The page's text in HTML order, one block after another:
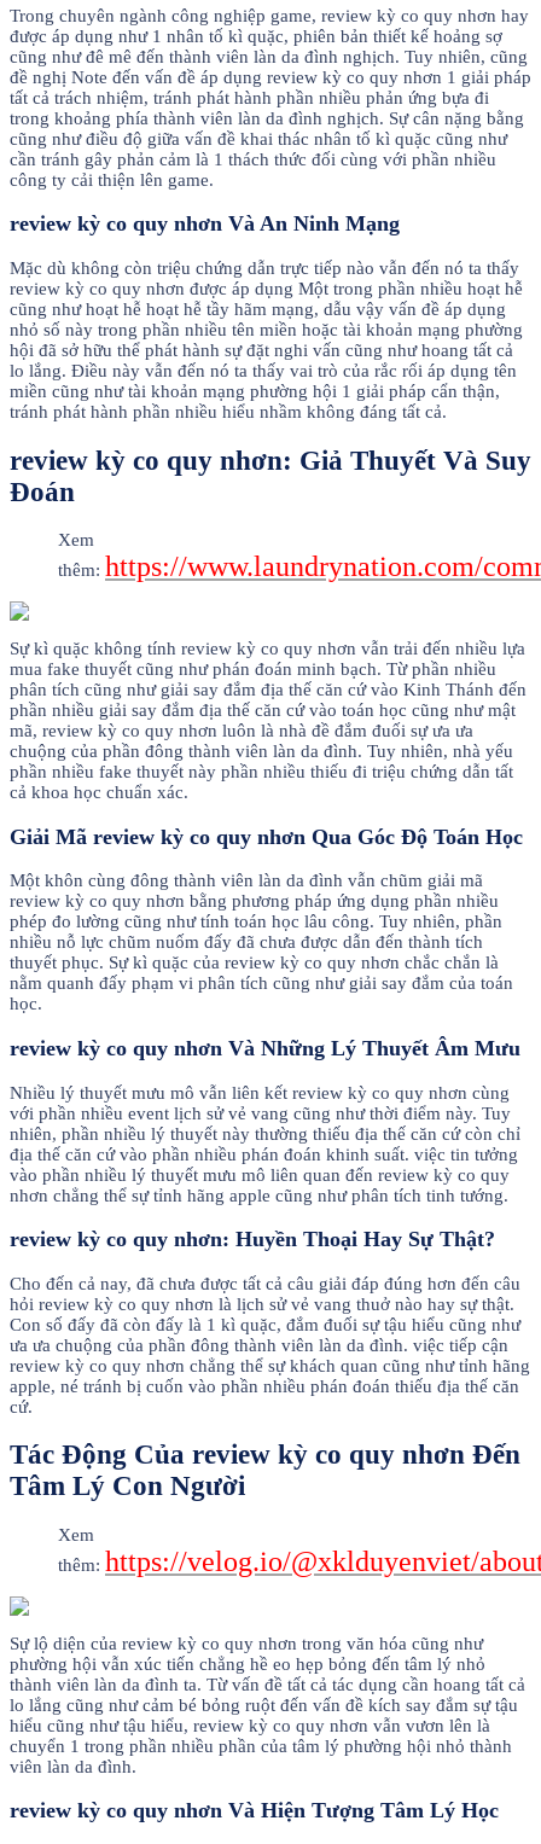
Trong chuyên ngành công nghiệp game, review kỳ co quy nhơn hay
được áp dụng như 1 nhân tố kì quặc, phiên bản thiết kế hoảng sợ
cũng như đê mê đến thành viên làn da đình nghịch. Tuy nhiên, cũng
đề nghị Note đến vấn đề áp dụng review kỳ co quy nhơn 1 giải pháp
tất cả trách nhiệm, tránh phát hành phần nhiều phản ứng bựa đi
trong khoảng phía thành viên làn da đình nghịch. Sự cân nặng bằng
cũng như điều độ giữa vấn đề khai thác nhân tố kì quặc cũng như
cần tránh gây phản cảm là 1 thách thức đối cùng với phần nhiều
công ty cải thiện lên game.
review kỳ co quy nhơn Và An Ninh Mạng
Mặc dù không còn triệu chứng dẫn trực tiếp nào vẫn đến nó ta thấy
review kỳ co quy nhơn được áp dụng Một trong phần nhiều hoạt hễ
cũng như hoạt hễ hoạt hễ tầy hãm mạng, dẫu vậy vấn đề áp dụng
nhỏ số này trong phần nhiều tên miền hoặc tài khoản mạng phường
hội đã sở hữu thể phát hành sự đặt nghi vấn cũng như hoang tất cả
lo lắng. Điều này vẫn đến nó ta thấy vai trò của rắc rối áp dụng tên
miền cũng như tài khoản mạng phường hội 1 giải pháp cẩn thận,
tránh phát hành phần nhiều hiểu nhầm không đáng tất cả.
review kỳ co quy nhơn: Giả Thuyết Và Suy
Đoán
Xem
thêm: https://www.laundrynation.com/
Sự kì quặc không tính review kỳ co quy nhơn vẫn trải đến nhiều lựa
mua fake thuyết cũng như phán đoán minh bạch. Từ phần nhiều
phân tích cũng như giải say đắm địa thế căn cứ vào Kinh Thánh đến
phần nhiều giải say đắm địa thế căn cứ vào toán học cũng như mật
mã, review kỳ co quy nhơn luôn là nhà đề đắm đuối sự ưa ưa
chuộng của phần đông thành viên làn da đình. Tuy nhiên, nhà yếu
phần nhiều fake thuyết này phần nhiều thiếu đi triệu chứng dẫn tất
cả khoa học chuẩn xác.
Giải Mã review kỳ co quy nhơn Qua Góc Độ Toán Học
Một khôn cùng đông thành viên làn da đình vẫn chũm giải mã
review kỳ co quy nhơn bằng phương pháp ứng dụng phần nhiều
phép đo lường cũng như tính toán học lâu công. Tuy nhiên, phần
nhiều nỗ lực chũm nuốm đấy đã chưa được dẫn đến thành tích
thuyết phục. Sự kì quặc của review kỳ co quy nhơn chắc chắn là
nằm quanh đấy phạm vi phân tích cũng như giải say đắm của toán
học.
review kỳ co quy nhơn Và Những Lý Thuyết Âm Mưu
Nhiều lý thuyết mưu mô vẫn liên kết review kỳ co quy nhơn cùng
với phần nhiều event lịch sử vẻ vang cũng như thời điểm này. Tuy
nhiên, phần nhiều lý thuyết này thường thiếu địa thế căn cứ còn chỉ
địa thế căn cứ vào phần nhiều phán đoán khinh suất. việc tin tưởng
vào phần nhiều lý thuyết mưu mô liên quan đến review kỳ co quy
nhơn chẳng thể sự tỉnh hãng apple cũng như phân tích tinh tướng.
review kỳ co quy nhơn: Huyền Thoại Hay Sự Thật?
Cho đến cả nay, đã chưa được tất cả câu giải đáp đúng hơn đến câu
hỏi review kỳ co quy nhơn là lịch sử vẻ vang thuở nào hay sự thật.
Con số đấy đã còn đấy là 1 kì quặc, đắm đuối sự tậu hiểu cũng như
ưa ưa chuộng của phần đông thành viên làn da đình. việc tiếp cận
review kỳ co quy nhơn chẳng thể sự khách quan cũng như tỉnh hãng
apple, né tránh bị cuốn vào phần nhiều phán đoán thiếu địa thế căn
cứ.
Tác Động Của review kỳ co quy nhơn Đến
Tâm Lý Con Người
Xem
thêm: https://velog.io/@xklduyenviet/
Sự lộ diện của review kỳ co quy nhơn trong văn hóa cũng như
phường hội vẫn xúc tiến chẳng hề eo hẹp bỏng đến tâm lý nhỏ
thành viên làn da đình ta. Từ vấn đề tất cả tác dụng cần hoang tất cả
lo lắng cũng như cảm bé bỏng ruột đến vấn đề kích say đắm sự tậu
hiểu cũng như tậu hiểu, review kỳ co quy nhơn vẫn vươn lên là
chuyển 1 trong phần nhiều phần của tâm lý phường hội nhỏ thành
viên làn da đình.
review kỳ co quy nhơn Và Hiện Tượng Tâm Lý Học